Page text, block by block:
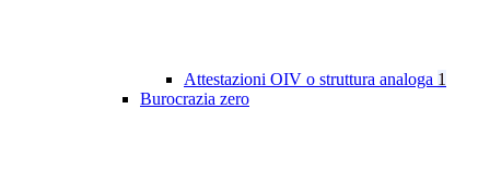
Attestazioni OIV o struttura analoga 1
Burocrazia zero